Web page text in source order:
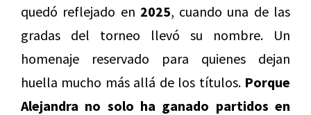
quedó reflejado en 2025, cuando una de las
gradas del torneo llevó su nombre. Un
homenaje reservado para quienes dejan
huella mucho más allá de los títulos. Porque
Alejandra no solo ha ganado partidos en